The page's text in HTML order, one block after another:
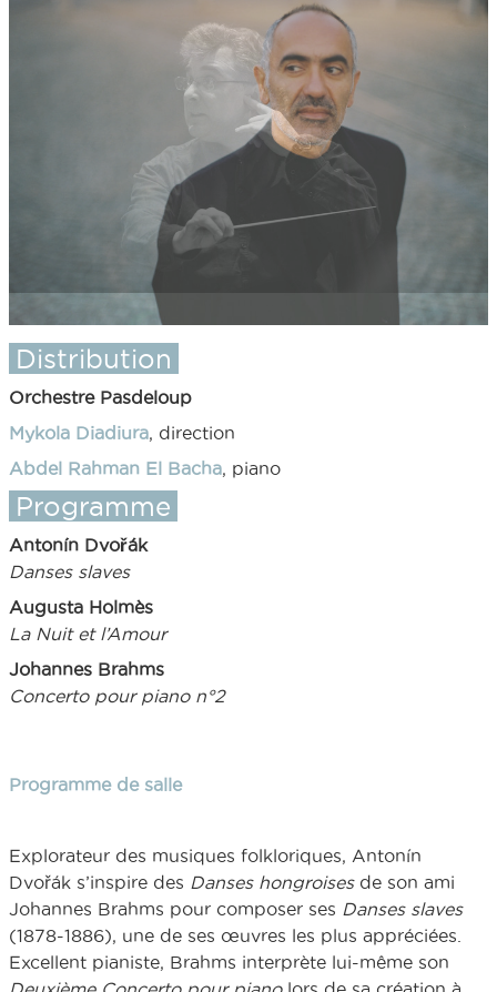
Distribution
Orchestre Pasdeloup
Mykola Diadiura , direction
Abdel Rahman El Bacha , piano
Programme
Antonín Dvořák
Danses slaves
Augusta Holmès
La Nuit et l’Amour
Johannes Brahms
Concerto pour piano n°2
Programme de salle
Explorateur des musiques folkloriques, Antonín
Dvořák s’inspire des Danses hongroisesde son ami
Johannes Brahms pour composer ses Danses slaves
(1878-1886), une de ses œuvres les plus appréciées.
Excellent pianiste, Brahms interprète lui-même son